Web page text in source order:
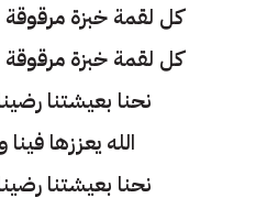
كل لقمة خبزة
كل لقمة خبزة
نحنا بعيشتنا
الله يعززها فينا
نحنا بعيشتنا